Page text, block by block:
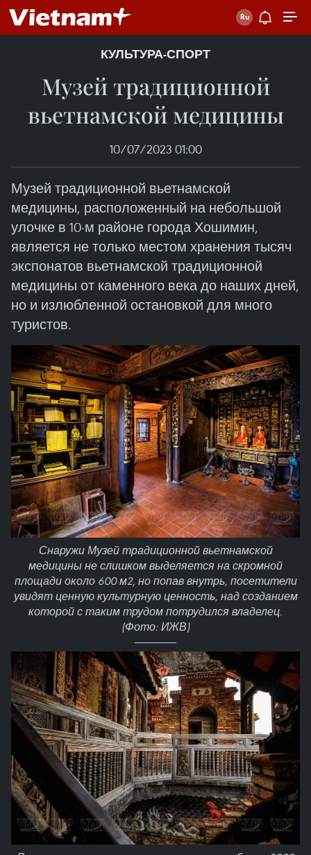
КУЛЬТУРА-СПОРТ
Музей традиционной
вьетнамской медицины
10/07/2023 01:00
Музей традиционной вьетнамской
медицины, расположенный на небольшой
улочке в 10-м районе города Хошимин,
является не только местом хранения тысяч
экспонатов вьетнамской традиционной
медицины от каменного века до наших дней,
но и излюбленной остановкой для много
туристов.
Снаружи Музей традиционной вьетнамской
медицины не слишком выделяется на скромной
площади около 600 м2, но попав внутрь, посетители
увидят ценную культурную ценность, над созданием
которой с таким трудом потрудился владелец.
(Фото: ИЖВ)